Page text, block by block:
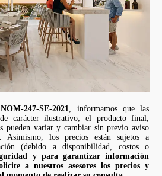
NOM-247-SE-2021
, informamos que las
carácter ilustrativo; el producto final,
pueden variar y cambiar sin previo aviso
Asimismo, los precios están sujetos a
(debido a disponibilidad, costos o
y para garantizar información
a nuestros asesores los precios y